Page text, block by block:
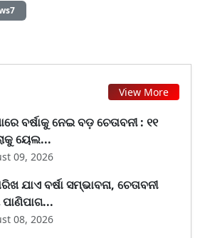
View More
ବର୍ଷାକୁ ନେଇ ବଡ଼ ଚେତାବନୀ : ୧୧
ୟେଲ...
09, 2026
ଯାଏ ବର୍ଷା ସମ୍ଭାବନା, ଚେତାବନୀ
ପାଣିପାଗ...
08, 2026